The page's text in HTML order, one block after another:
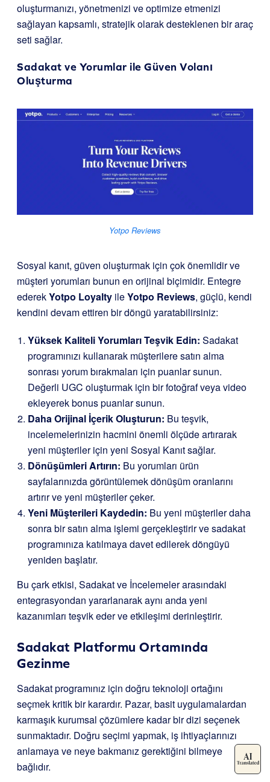
oluşturmanızı, yönetmenizi ve optimize etmenizi
sağlayan kapsamlı, stratejik olarak desteklenen bir araç
seti sağlar.
Sadakat ve Yorumlar ile Güven Volanı
Oluşturma
Yotpo Reviews
Sosyal kanıt, güven oluşturmak için çok önemlidir ve
müşteri yorumları bunun en orijinal biçimidir. Entegre
ederekYotpo Loyalty ileYotpo Reviews, güçlü, kendi
kendini devam ettiren bir döngü yaratabilirsiniz:
Yüksek Kaliteli Yorumları Teşvik Edin: Sadakat
programınızı kullanarak müşterilere satın alma
sonrası yorum bırakmaları için puanlar sunun.
Değerli UGC oluşturmak için bir fotoğraf veya video
ekleyerek bonus puanlar sunun.
Daha Orijinal İçerik Oluşturun: Bu teşvik,
incelemelerinizin hacmini önemli ölçüde artırarak
yeni müşteriler için yeni Sosyal Kanıt sağlar.
Dönüşümleri Artırın: Bu yorumları ürün
sayfalarınızda görüntülemek dönüşüm oranlarını
artırır ve yeni müşteriler çeker.
Yeni Müşterileri Kaydedin: Bu yeni müşteriler daha
sonra bir satın alma işlemi gerçekleştirir ve sadakat
programınıza katılmaya davet edilerek döngüyü
yeniden başlatır.
Bu çark etkisi, Sadakat ve İncelemeler arasındaki
entegrasyondan yararlanarak aynı anda yeni
kazanımları teşvik eder ve etkileşimi derinleştirir.
Sadakat Platformu Ortamında
Gezinme
Sadakat programınız için doğru teknoloji ortağını
seçmek kritik bir karardır. Pazar, basit uygulamalardan
karmaşık kurumsal çözümlere kadar bir dizi seçenek
sunmaktadır. Doğru seçimi yapmak, iş ihtiyaçlarınızı
anlamaya ve neye bakmanız gerektiğini bilmeye
bağlıdır.